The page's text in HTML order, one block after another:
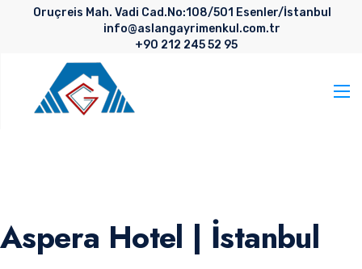
Oruçreis Mah. Vadi Cad.No:108/501 Esenler/İstanbul
info@aslangayrimenkul.com.tr
+90 212 245 52 95
Aspera Hotel | İstanbul